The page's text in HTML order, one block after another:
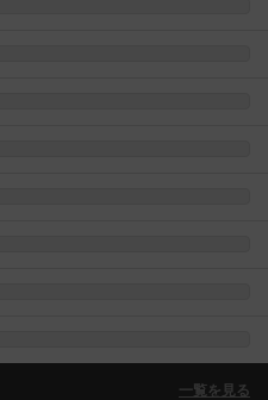
一覧を見る